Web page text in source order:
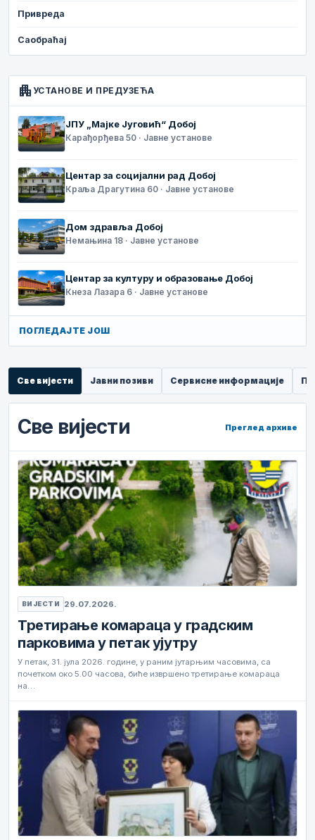
Привреда
Саобраћај
apartment УСТАНОВЕ И ПРЕДУЗЕЋА
ЈПУ „Мајке Југовић“ Добој
Карађорђева 50 · Јавне установе
Центар за социјални рад Добој
Краља Драгутина 60 · Јавне установе
Дом здравља Добој
Немањина 18 · Јавне установе
Центар за културу и образовање Добој
Кнеза Лазара 6 · Јавне установе
ПОГЛЕДАЈТЕ ЈОШ
Све вијести Јавни позиви Сервисне информације
Све вијести Преглед архиве
ВИЈЕСТИ 29.07.2026.
Третирање комараца у градским
парковима у петак ујутру
У петак, 31. јула 2026. године, у раним јутарњим часовима, са
почетком око 5.00 часова, биће извршено третирање комараца
на…